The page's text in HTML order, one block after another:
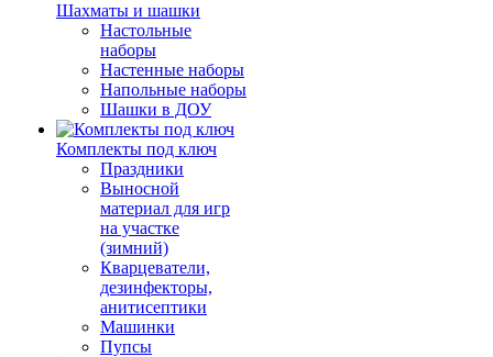
Шахматы и шашки
Настольные
наборы
Настенные наборы
Напольные наборы
Шашки в ДОУ
Комплекты под ключ
Праздники
Выносной
материал для игр
на участке
(зимний)
Кварцеватели,
дезинфекторы,
анитисептики
Машинки
Пупсы